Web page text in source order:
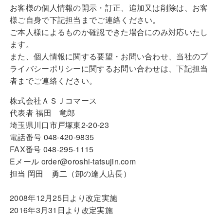
お客様の個人情報の開示・訂正、追加又は削除は、お客
様ご自身で下記担当までご連絡ください。
ご本人様によるものか確認できた場合にのみ対応いたし
ます。
また、個人情報に関する要望・お問い合わせ、当社のプ
ライバシーポリシーに関するお問い合わせは、下記担当
者までご連絡ください。
株式会社ＡＳＪコマース
代表者 福田 竜郎
埼玉県川口市戸塚東2-20-23
電話番号 048-420-9835
FAX番号 048-295-1115
Eメール order@oroshi-tatsujin.com
担当 岡田 勇二（卸の達人店長）
2008年12月25日より改定実施
2016年3月31日より改定実施